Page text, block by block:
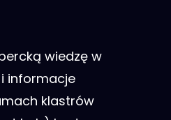
wiedzę w
informacje
klastrów